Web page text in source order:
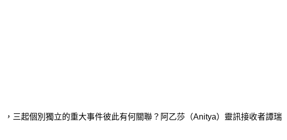
三起個別獨立的重大事件彼此有何關聯？阿乙莎（Anitya）靈訊接收者譚瑞